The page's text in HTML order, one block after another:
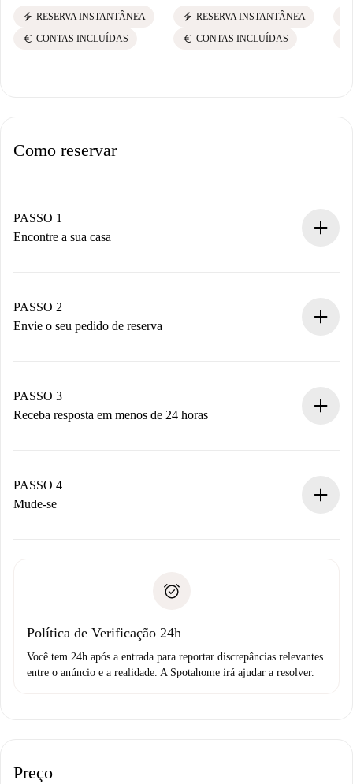
electric_bolt RESERVA INSTANTÂNEA
euro CONTAS INCLUÍDAS
electric_bolt RESERVA INSTANTÂNEA
euro CONTAS INCLUÍDAS
Como reservar
PASSO 1
Encontre a sua casa
Você tem todas as informações necessárias
antecipadamente.
PASSO 2
Envie o seu pedido de reserva
Não cobramos nada até que o proprietário confirme.
PASSO 3
Receba resposta em menos de 24 horas
proprietário.
Se recusada: não cobraremos nada e ofereceremos
Débito direto bancário
PASSO 4
Mude-se
não comunicar nenhum problema.
Política de Verificação 24h
Você tem 24h após a entrada para reportar discrepâncias relevantes
entre o anúncio e a realidade. A Spotahome irá ajudar a resolver.
Preço